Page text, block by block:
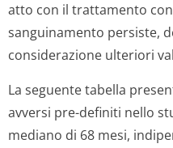
atto con il trattamento
sanguinamento persiste,
considerazione ulteriori
La seguente tabella
avversi pre-definiti nello
mediano di 68 mesi,